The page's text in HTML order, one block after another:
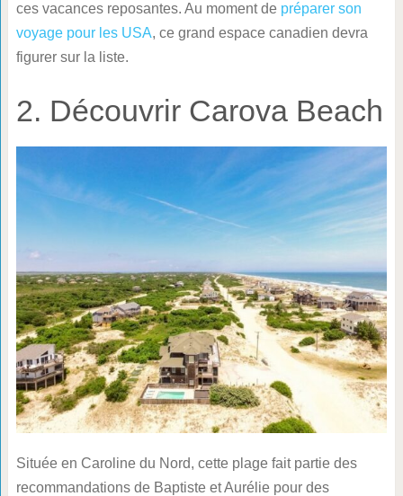
ces vacances reposantes. Au moment de préparer son
voyage pour les USA, ce grand espace canadien devra
figurer sur la liste.
2. Découvrir Carova Beach
Située en Caroline du Nord, cette plage fait partie des
recommandations de Baptiste et Aurélie pour des